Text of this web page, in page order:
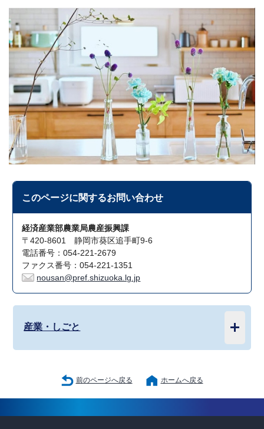
このページに関するお問い合わせ
経済産業部農業局農産振興課
〒420-8601 静岡市葵区追手町9-6
電話番号：054-221-2679
ファクス番号：054-221-1351
nousan@pref.shizuoka.lg.jp
産業・しごと
前のページへ戻る ホームへ戻る